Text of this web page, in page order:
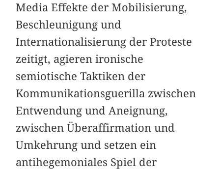
Media Effekte der Mobilisierung,
Beschleunigung und
Internationalisierung der Proteste
zeitigt, agieren ironische
semiotische Taktiken der
Kommunikationsguerilla zwischen
Entwendung und Aneignung,
zwischen Überaffirmation und
Umkehrung und setzen ein
antihegemoniales Spiel der